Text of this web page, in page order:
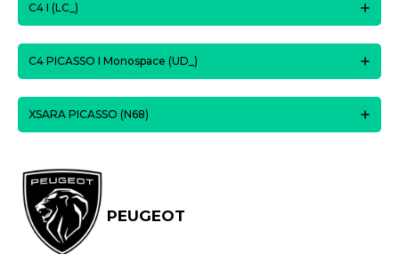
C4 I (LC_)
C4 PICASSO I Monospace (UD_)
XSARA PICASSO (N68)
PEUGEOT